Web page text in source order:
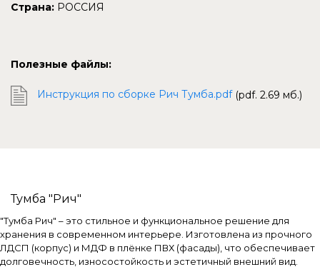
Тумба "Рич"
Страна: РОССИЯ
Полезные файлы:
Инструкция по сборке Рич Тумба.pdf (pdf. 2.69 мб.)
"Тумба Рич" – это стильное и функциональное решение для
хранения в современном интерьере. Изготовлена из прочного
ЛДСП (корпус) и МДФ в плёнке ПВХ (фасады), что обеспечивает
долговечность, износостойкость и эстетичный внешний вид.